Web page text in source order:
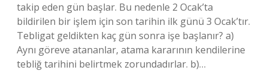
takip eden gün başlar. Bu nedenle 2 Ocak’ta
bildirilen bir işlem için son tarihin ilk günü 3 Ocak’tır.
Tebligat geldikten kaç gün sonra işe başlanır? a)
Aynı göreve atananlar, atama kararının kendilerine
tebliğ tarihini belirtmek zorundadırlar. b)…